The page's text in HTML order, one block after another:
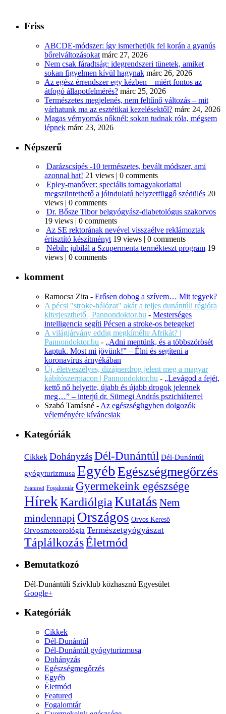
Friss
ABCDE‑módszer: így ismerhetjük fel korán a gyanús
bőrelváltozásokat márc 27, 2026
Nem csak fáradtság: idegrendszeri tünetek, amiket
sokan figyelmen kívül hagynak márc 26, 2026
Az egész érrendszer egy kézben – miért fontos az
átfogó állapotfelmérés? márc 25, 2026
Természetes megjelenés, nem feltűnő változás – mit
várhatunk ma az esztétikai kezelésektől? márc 24, 2026
Magas vérnyomás nőknél: sokan tudnak róla, mégsem
lépnek márc 23, 2026
Népszerű
Darázscsípés -10 természetes, bevált módszer, ami
azonnal hat! 21 views | 0 comments
Epley-manőver: speciális tornagyakorlattal
megszüntethető a jóindulatú helyzetfüggő szédülés 20
views | 0 comments
Dr. Bősze Tibor belgyógyász-diabetológus szakorvos
19 views | 0 comments
Az SE rektorának nevével visszaélve reklámoztak
értisztító készítményt 19 views | 0 comments
Nébih: jubilál a Szupermenta termékteszt program 19
views | 0 comments
komment
Ramocsa Zita - Erősen dobog a szívem… Mit tegyek?
A pécsi "stroke-hálózat" akár a teljes dunántúli régióra
kiterjeszthető | Pannondoktor.hu - Mesterséges
intelligencia segíti Pécsen a stroke-os betegeket
A világjárvány eddig megkímélte Afrikát? |
Pannondoktor.hu - „Adni mentünk, és a többszörösét
kaptuk. Most mi jövünk!” – Élni és segíteni a
koronavírus árnyékában
Új, életveszélyes, dizájnerdrog jelent meg a magyar
kábítószerpiacon | Pannondoktor.hu - „Levágod a fejét,
kettő nő helyette, újabb és újabb drogok jelennek
meg…” – interjú dr. Sümegi András pszichiáterrel
Szabó Tamásné - Az egészségügyben dolgozók
véleményére kíváncsiak
Kategóriák
Cikkek DohányzásDél-Dunántúl Dél-Dunántúl
gyógyturizmusa EgyébEgészségmegőrzés
Featured Fogalomtár Gyermekeink egészsége
HírekKardiólgiaKutatás Nem
mindennapi Országos Orvos Kereső
Orvosmeteorológia Természetgyógyászat
TáplálkozásÉletmód
Bemutatkozó
Dél-Dunántúli Szívklub közhasznú Egyesület
Google+
Kategóriák
Cikkek
Dél-Dunántúl
Dél-Dunántúl gyógyturizmusa
Dohányzás
Egészségmegőrzés
Egyéb
Életmód
Featured
Fogalomtár